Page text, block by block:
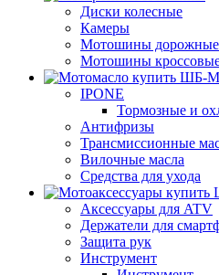
Диски колесные
Камеры
Мотошины дорожные
Мотошины
IPONE
Тормозные и
Антифризы
Трансмиссионные
Вилочные масла
Средства для ухода
Аксессуары для ATV
Держатели для
Защита рук
Инструмент